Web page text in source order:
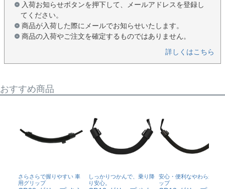
入荷お知らせボタンを押下して、メールアドレスを登録し
てください。
商品が入荷した際にメールでお知らせいたします。
商品の入荷やご注文を確定するものではありません。
詳しくはこちら
おすすめ商品
さらさらで握りやすい 車
用グリップ
しっかりつかんで、乗り降
り安心。
安心・便利なやわらかグリ
ップ